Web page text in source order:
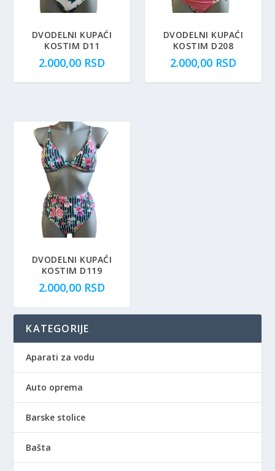
DVODELNI KUPAĆI
KOSTIM D11
2.000,00 RSD
DVODELNI KUPAĆI
KOSTIM D208
2.000,00 RSD
DVODELNI KUPAĆI
KOSTIM D119
2.000,00 RSD
KATEGORIJE
Aparati za vodu
Auto oprema
Barske stolice
Bašta